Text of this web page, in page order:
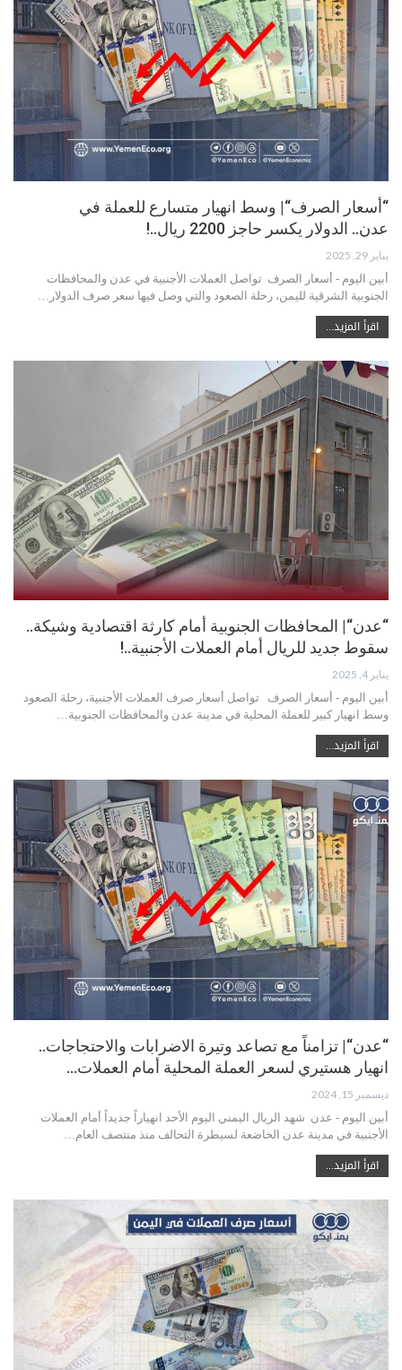
“أسعار الصرف“| وسط انهيار متسارع للعملة في
عدن.. الدولار يكسر حاجز 2200 ريال..!
يناير 29, 2025
أبين اليوم - أسعار الصرف تواصل العملات الأجنبية في عدن والمحافظات
الجنوبية الشرقية لليمن، رحلة الصعود والتي وصل فيها سعر صرف الدولار…
اقرأ المزيد...
“عدن“| المحافظات الجنوبية أمام كارثة اقتصادية وشيكة..
سقوط جديد للريال أمام العملات الأجنبية..!
يناير 4, 2025
أبين اليوم - أسعار الصرف تواصل أسعار صرف العملات الأجنبية، رحلة الصعود
وسط انهيار كبير للعملة المحلية في مدينة عدن والمحافظات الجنوبية…
اقرأ المزيد...
“عدن“| تزامناً مع تصاعد وتيرة الاضرابات والاحتجاجات..
انهيار هستيري لسعر العملة المحلية أمام العملات…
ديسمبر 15, 2024
أبين اليوم - عدن شهد الريال اليمني اليوم الأحد انهياراً جديداً أمام العملات
الأجنبية في مدينة عدن الخاضعة لسيطرة التحالف منذ منتصف العام…
اقرأ المزيد...